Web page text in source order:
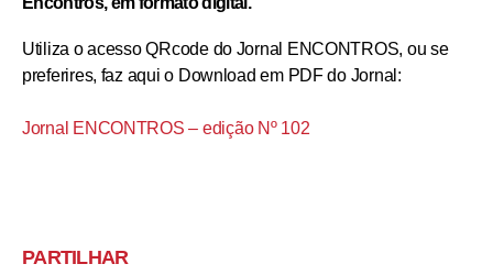
Utiliza o acesso QRcode do Jornal ENCONTROS, ou se
preferires, faz aqui o Download em PDF do Jornal:
Jornal ENCONTROS – edição Nº 102
PARTILHAR